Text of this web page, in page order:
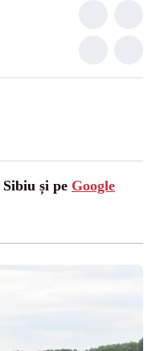
și pe Google